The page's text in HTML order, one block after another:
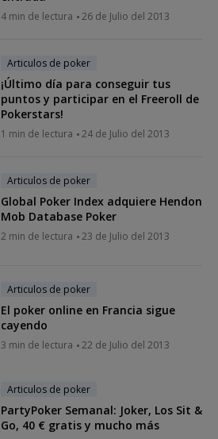
4 min de lectura 26 de Julio del 2013
Articulos de poker
¡Último día para conseguir tus
puntos y participar en el Freeroll de
Pokerstars!
1 min de lectura 24 de Julio del 2013
Articulos de poker
Global Poker Index adquiere Hendon
Mob Database Poker
2 min de lectura 23 de Julio del 2013
Articulos de poker
El poker online en Francia sigue
cayendo
3 min de lectura 22 de Julio del 2013
Articulos de poker
PartyPoker Semanal: Joker, Los Sit &
Go, 40 € gratis y mucho más